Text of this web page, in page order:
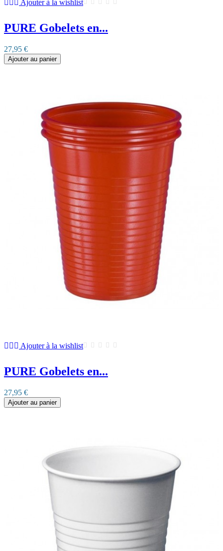
Ajouter à la wishlist
PURE Gobelets en...
27,95 €
Ajouter au panier
Ajouter à la wishlist
PURE Gobelets en...
27,95 €
Ajouter au panier